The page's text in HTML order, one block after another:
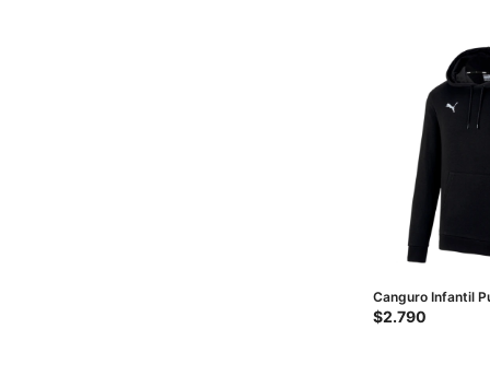
Canguro Infantil
- Negro
$2.790